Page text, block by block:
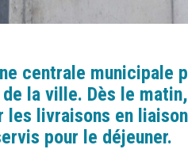
centrale municipale
la ville. Dès le
les livraisons en
pour le déjeuner.